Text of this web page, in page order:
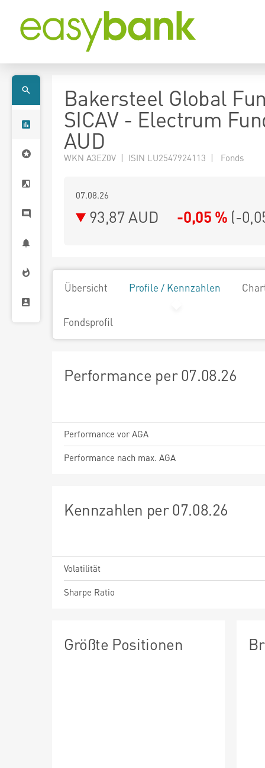
Bakersteel Global
SICAV - Electrum
AUD
WKN A3EZ0V | ISIN LU2547924113 | Fonds
07.08.26
93,87 AUD -0,05 % (-
Übersicht Profile / Kennzahlen
Fondsprofil
Performance per 07.08.26
Performance vor AGA
Performance nach max. AGA
Kennzahlen per 07.08.26
Volatilität
Sharpe Ratio
Größte Positionen